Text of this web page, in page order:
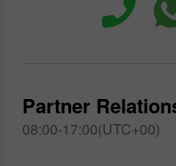
Partner
08:00-17:00(UTC+00)